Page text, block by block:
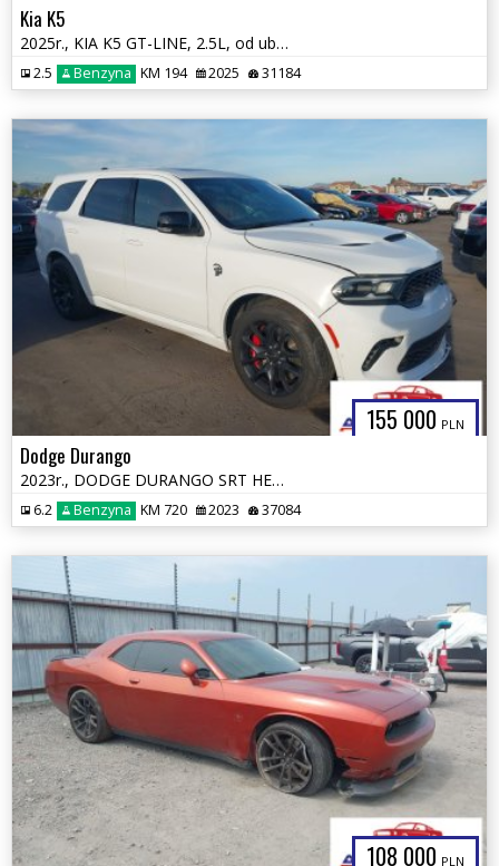
Kia K5
2025r., KIA K5 GT-LINE, 2.5L, od ubezpieczalni
2.5 Benzyna KM 194 2025 31184
155 000 PLN
Dodge Durango
2023r., DODGE DURANGO SRT HELLCAT PREMIUM AWD, 6.2L, od ubezpieczalni
6.2 Benzyna KM 720 2023 37084
108 000 PLN